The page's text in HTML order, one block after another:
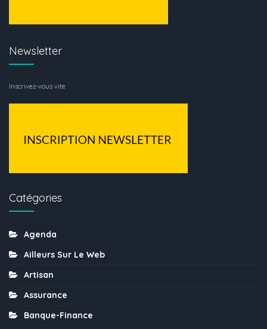
Newsletter
Inscrivez-vous vite
Catégories
Agenda
Ailleurs Sur Le Web
Artisan
Assurance
Banque-Finance